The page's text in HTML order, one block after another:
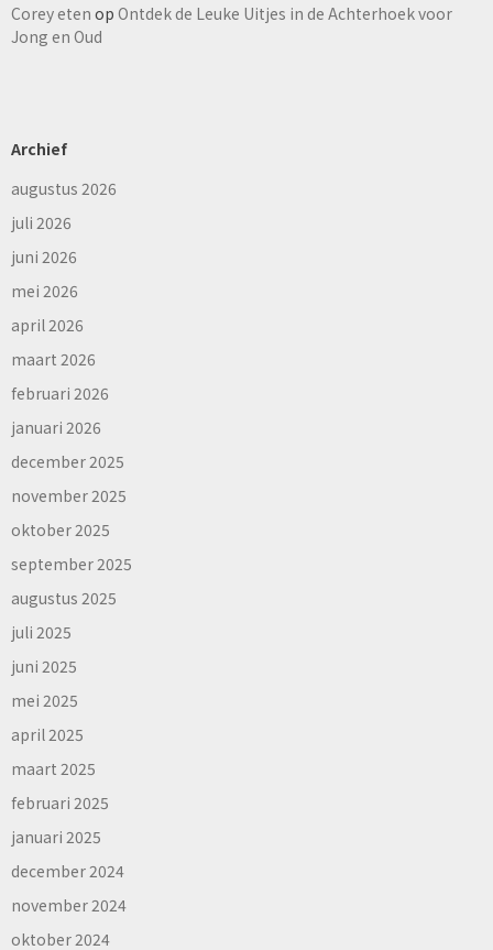
Corey eten op Ontdek de Leuke Uitjes in de Achterhoek voor
Jong en Oud
Archief
augustus 2026
juli 2026
juni 2026
mei 2026
april 2026
maart 2026
februari 2026
januari 2026
december 2025
november 2025
oktober 2025
september 2025
augustus 2025
juli 2025
juni 2025
mei 2025
april 2025
maart 2025
februari 2025
januari 2025
december 2024
november 2024
oktober 2024